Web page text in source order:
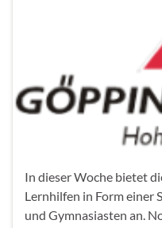
In dieser Woche bietet
Lernhilfen in Form einer
und Gymnasiasten an.